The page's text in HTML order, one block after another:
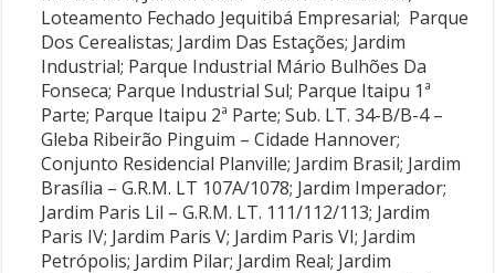
Loteamento Fechado Jequitibá Empresarial; Parque
Dos Cerealistas; Jardim Das Estações; Jardim
Industrial; Parque Industrial Mário Bulhões Da
Fonseca; Parque Industrial Sul; Parque Itaipu 1ª
Parte; Parque Itaipu 2ª Parte; Sub. LT. 34-B/B-4 –
Gleba Ribeirão Pinguim – Cidade Hannover;
Conjunto Residencial Planville; Jardim Brasil; Jardim
Brasília – G.R.M. LT 107A/1078; Jardim Imperador;
Jardim Paris Lil – G.R.M. LT. 111/112/113; Jardim
Paris IV; Jardim Paris V; Jardim Paris VI; Jardim
Petrópolis; Jardim Pilar; Jardim Real; Jardim